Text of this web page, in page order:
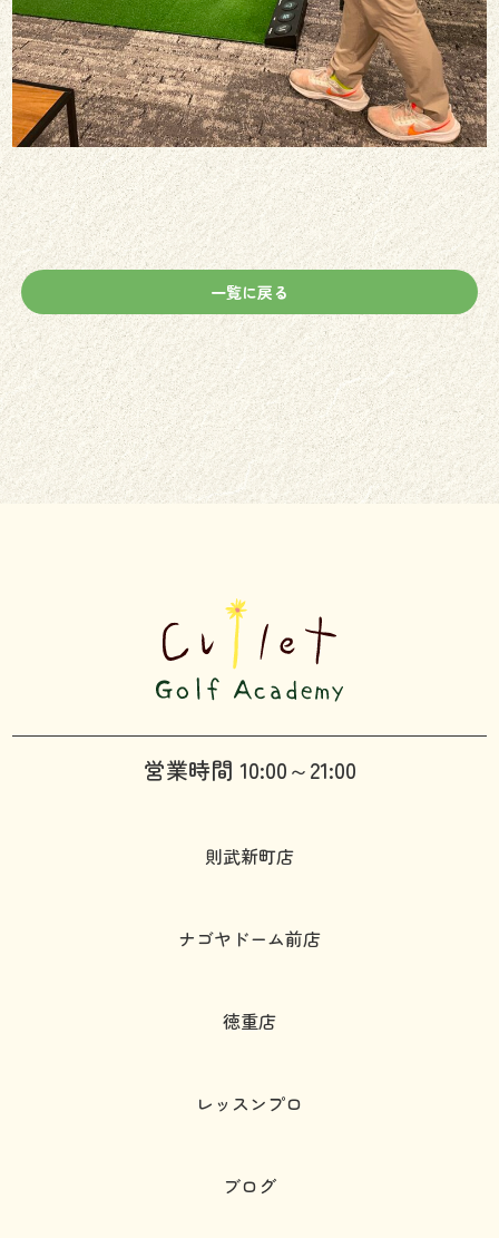
一覧に戻る
営業時間 10:00～21:00
則武新町店
ナゴヤドーム前店
徳重店
レッスンプロ
ブログ